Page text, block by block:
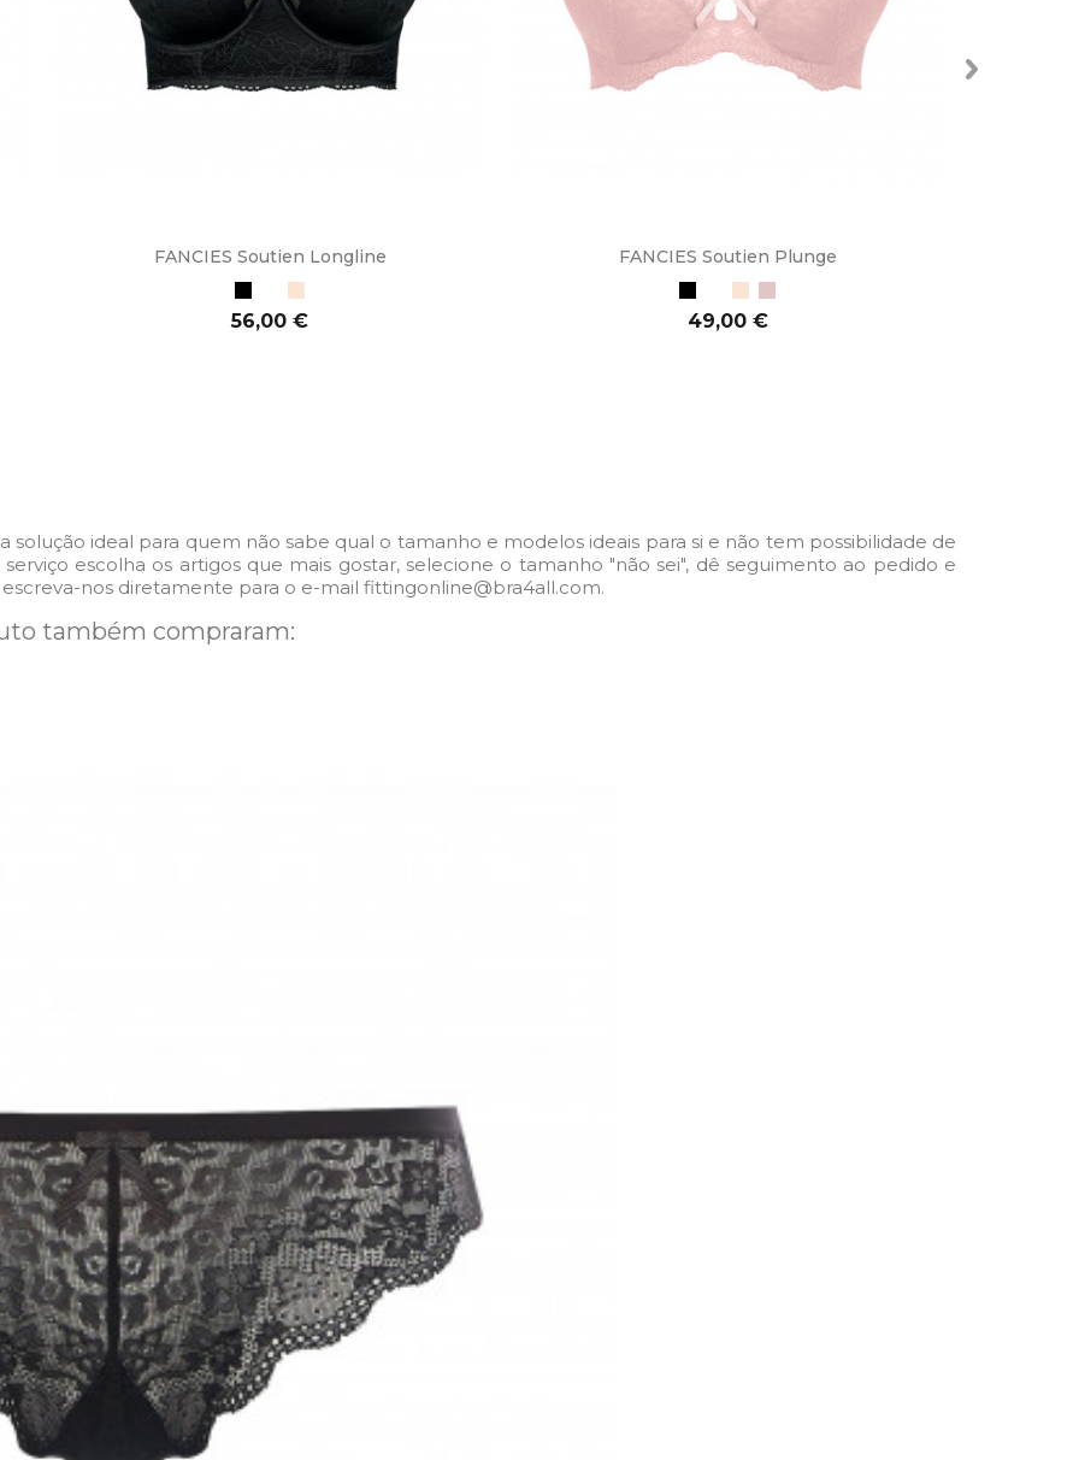
FANCIES Soutien Longline
Preço
56,00 €
FANCIES Soutien Plunge
Preço
49,00 €
solução ideal para quem não sabe qual o tamanho e modelos ideais para si e não tem possibilidade de
serviço escolha os artigos que mais gostar, selecione o tamanho "não sei", dê seguimento ao pedido e
nos diretamente para o e-mail fittingonline@bra4all.com.
também compraram: